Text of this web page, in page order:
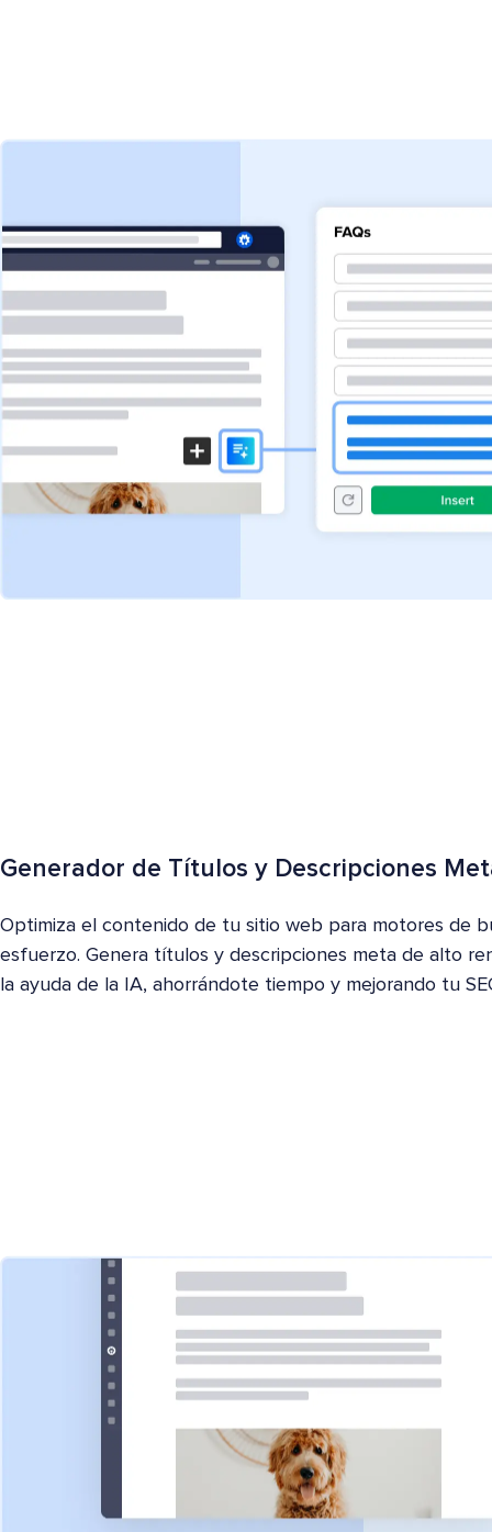
Generador de Títulos y Descripciones
Optimiza el contenido de tu sitio web para motores de
esfuerzo. Genera títulos y descripciones meta de alto
la ayuda de la IA, ahorrándote tiempo y mejorando tu